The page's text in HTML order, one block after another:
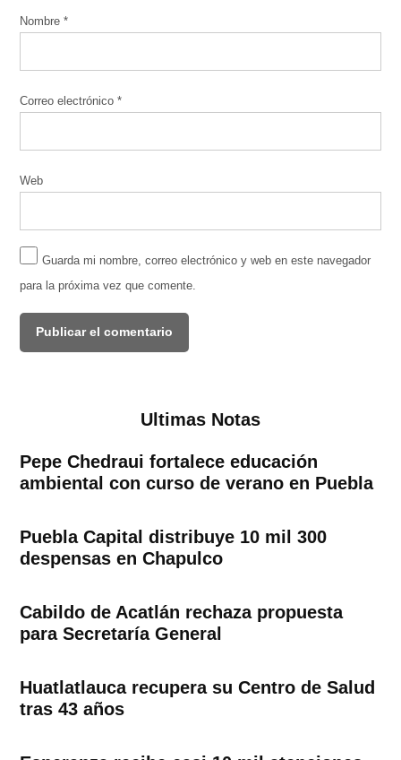
Nombre*
Correo electrónico*
Web
Guarda mi nombre, correo electrónico y web en este navegador
para la próxima vez que comente.
Ultimas Notas
Pepe Chedraui fortalece educación
ambiental con curso de verano en Puebla
Puebla Capital distribuye 10 mil 300
despensas en Chapulco
Cabildo de Acatlán rechaza propuesta
para Secretaría General
Huatlatlauca recupera su Centro de Salud
tras 43 años